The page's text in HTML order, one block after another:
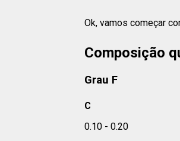
Ok, vamos começar
Composição
Grau F
C
0.10 - 0.20